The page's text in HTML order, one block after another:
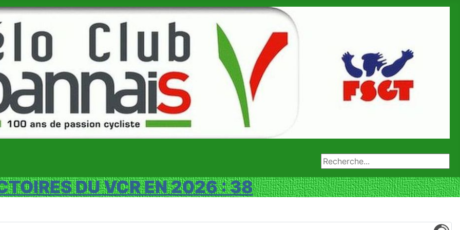
Rechercher
DU VCR EN 2026 : 38